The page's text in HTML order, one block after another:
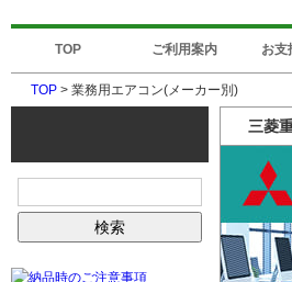
TOP ご利用案内 お支
TOP > 業務用エアコン(メーカー別)
三菱